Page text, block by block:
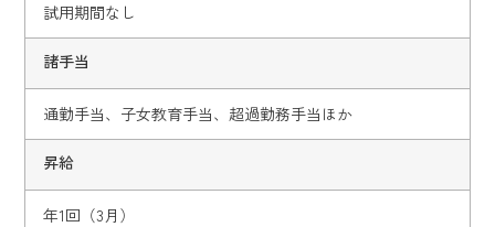
試用期間なし
諸手当
通勤手当、子女教育手当、超過勤務手当ほか
昇給
年1回（3月）